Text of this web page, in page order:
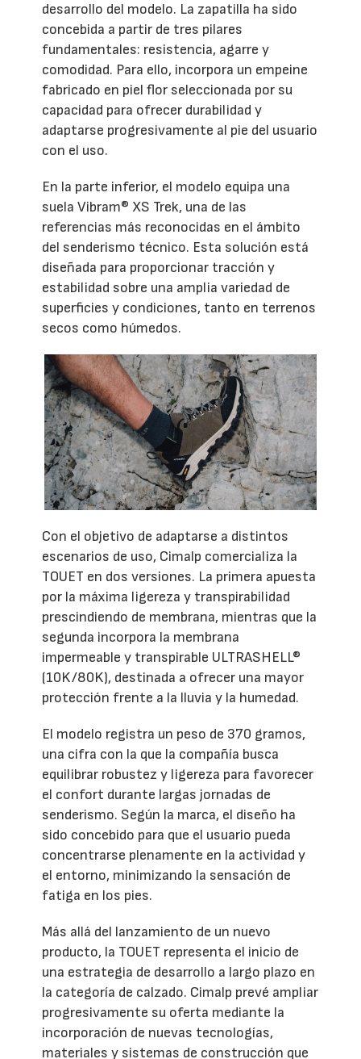
desarrollo del modelo. La zapatilla ha sido
concebida a partir de tres pilares
fundamentales: resistencia, agarre y
comodidad. Para ello, incorpora un empeine
fabricado en piel flor seleccionada por su
capacidad para ofrecer durabilidad y
adaptarse progresivamente al pie del usuario
con el uso.
En la parte inferior, el modelo equipa una
suela Vibram® XS Trek, una de las
referencias más reconocidas en el ámbito
del senderismo técnico. Esta solución está
diseñada para proporcionar tracción y
estabilidad sobre una amplia variedad de
superficies y condiciones, tanto en terrenos
secos como húmedos.
Con el objetivo de adaptarse a distintos
escenarios de uso, Cimalp comercializa la
TOUET en dos versiones. La primera apuesta
por la máxima ligereza y transpirabilidad
prescindiendo de membrana, mientras que la
segunda incorpora la membrana
impermeable y transpirable ULTRASHELL®
(10K/80K), destinada a ofrecer una mayor
protección frente a la lluvia y la humedad.
El modelo registra un peso de 370 gramos,
una cifra con la que la compañía busca
equilibrar robustez y ligereza para favorecer
el confort durante largas jornadas de
senderismo. Según la marca, el diseño ha
sido concebido para que el usuario pueda
concentrarse plenamente en la actividad y
el entorno, minimizando la sensación de
fatiga en los pies.
Más allá del lanzamiento de un nuevo
producto, la TOUET representa el inicio de
una estrategia de desarrollo a largo plazo en
la categoría de calzado. Cimalp prevé ampliar
progresivamente su oferta mediante la
incorporación de nuevas tecnologías,
materiales y sistemas de construcción que